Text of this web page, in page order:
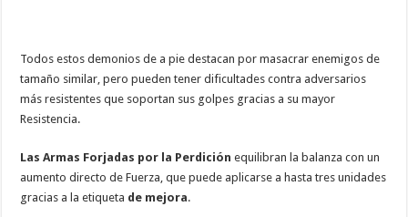
Todos estos demonios de a pie destacan por masacrar enemigos de
tamaño similar, pero pueden tener dificultades contra adversarios
más resistentes que soportan sus golpes gracias a su mayor
Resistencia.
Las Armas Forjadas por la Perdición equilibran la balanza con un
aumento directo de Fuerza, que puede aplicarse a hasta tres unidades
gracias a la etiqueta de mejora.